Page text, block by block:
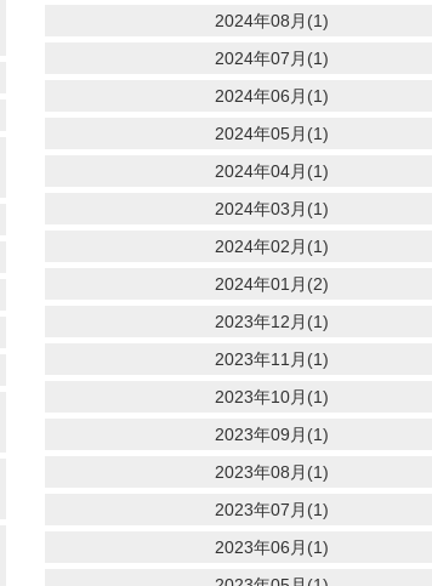
2024年08月(1)
2024年07月(1)
2024年06月(1)
2024年05月(1)
2024年04月(1)
2024年03月(1)
2024年02月(1)
2024年01月(2)
2023年12月(1)
2023年11月(1)
2023年10月(1)
2023年09月(1)
2023年08月(1)
2023年07月(1)
2023年06月(1)